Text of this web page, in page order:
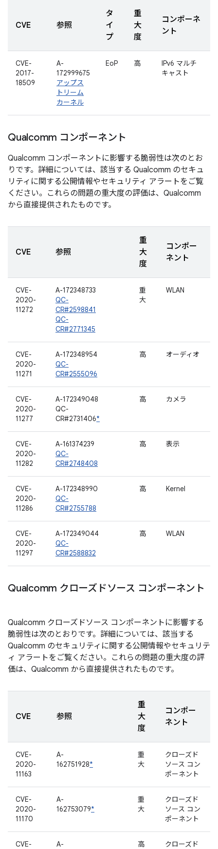
CVE 参照
タ
イ
プ
重
大
度
コンポーネ
ント
CVE-
2017-
18509
A-
172999675
アップス
トリーム
カーネル
EoP 高
IPv6 マルチ
キャスト
Qualcomm コンポーネント
Qualcomm コンポーネントに影響する脆弱性は次のとお
りです。詳細については、該当する Qualcomm のセキュ
リティに関する公開情報やセキュリティ アラートをご覧
ください。これらの問題の重大度の評価は、Qualcomm
から直接提供されたものです。
CVE 参照
重
大
度
コンポー
ネント
CVE-
2020-
11272
A-172348733
QC-
CR#2598841
QC-
CR#2771345
重
大
WLAN
CVE-
2020-
11271
A-172348954
QC-
CR#2555096
高 オーディオ
CVE-
2020-
11277
A-172349048
QC-
CR#2731406*
高 カメラ
CVE-
2020-
11282
A-161374239
QC-
CR#2748408
高 表示
CVE-
2020-
11286
A-172348990
QC-
CR#2755788
高 Kernel
CVE-
2020-
11297
A-172349044
QC-
CR#2588832
高 WLAN
Qualcomm クローズドソース コンポーネント
Qualcomm クローズドソース コンポーネントに影響する
脆弱性は次のとおりです。詳細については、該当する
Qualcomm のセキュリティに関する公開情報やセキュリテ
ィ アラートをご覧ください。これらの問題の重大度の評
価は、Qualcomm から直接提供されたものです。
CVE 参照
重
大
度
コンポー
ネント
CVE-
2020-
11163
A-
162751928*
重
大
クローズド
ソース コン
ポーネント
CVE-
2020-
11170
A-
162753079*
重
大
クローズド
ソース コン
ポーネント
CVE-
A-
高
クローズド